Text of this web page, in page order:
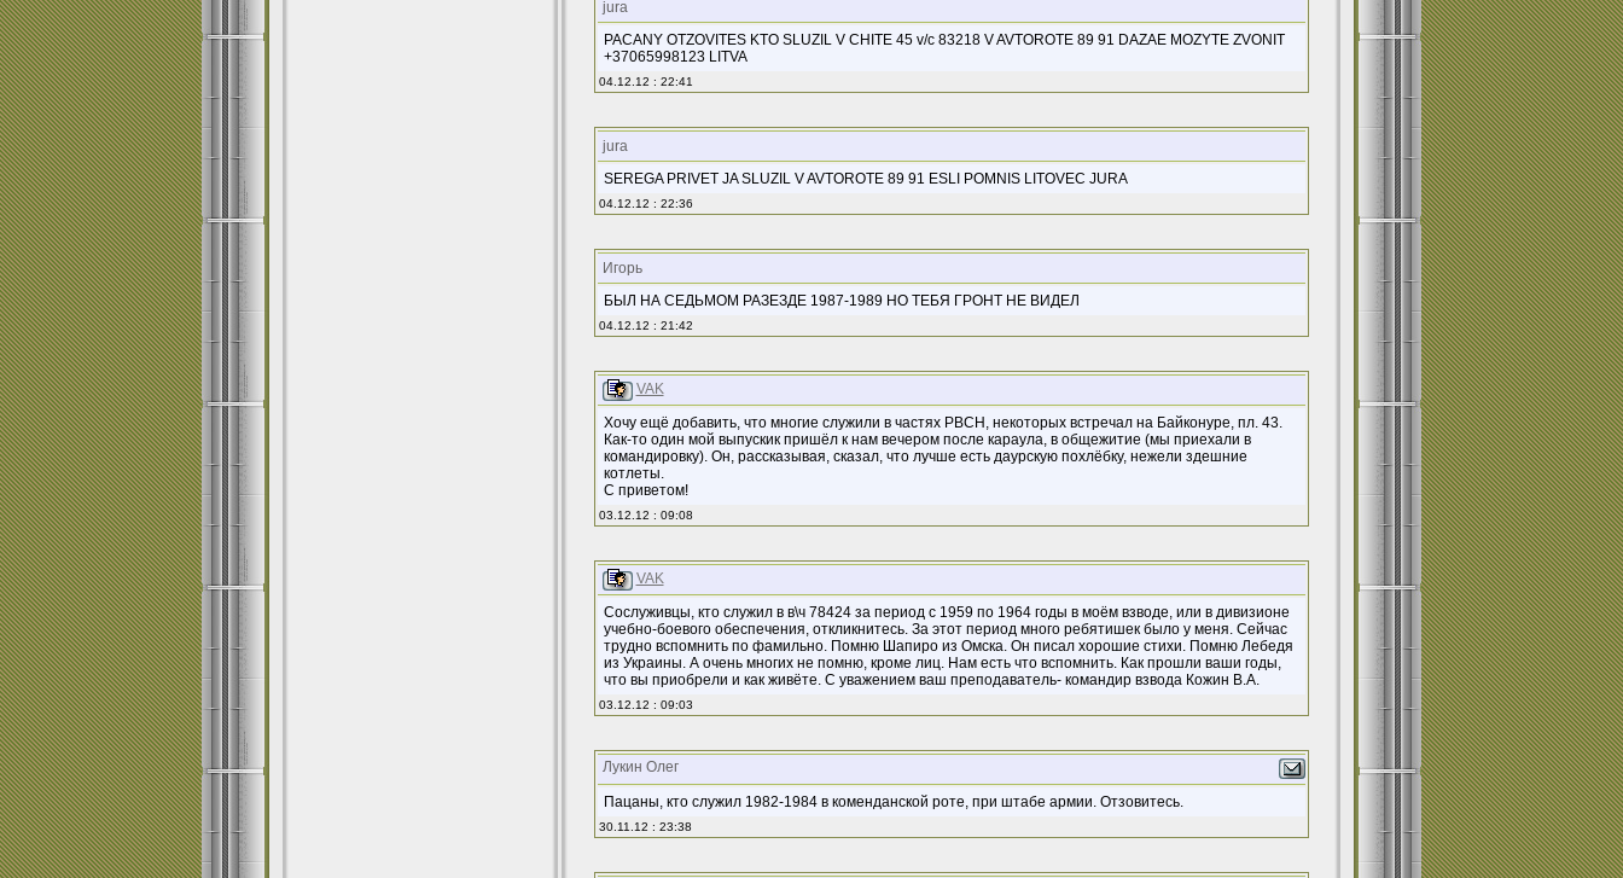
jura
PACANY OTZOVITES KTO SLUZIL V CHITE 45 v/c 83218 V AVTOROTE 89 91 DAZAE MOZYTE ZVONIT
+37065998123 LITVA
04.12.12 : 22:41
jura
SEREGA PRIVET JA SLUZIL V AVTOROTE 89 91 ESLI POMNIS LITOVEC JURA
04.12.12 : 22:36
Игорь
БЫЛ НА СЕДЬМОМ РАЗЕЗДЕ 1987-1989 НО ТЕБЯ ГРОНТ НЕ ВИДЕЛ
04.12.12 : 21:42
VAK
Хочу ещё добавить, что многие служили в частях РВСН, некоторых встречал на Байконуре, пл. 43.
Как-то один мой выпускик пришёл к нам вечером после караула, в общежитие (мы приехали в
командировку). Он, рассказывая, сказал, что лучше есть даурскую похлёбку, нежели здешние
котлеты.
С приветом!
03.12.12 : 09:08
VAK
Сослуживцы, кто служил в в\ч 78424 за период с 1959 по 1964 годы в моём взводе, или в дивизионе
учебно-боевого обеспечения, откликнитесь. За этот период много ребятишек было у меня. Сейчас
трудно вспомнить по фамильно. Помню Шапиро из Омска. Он писал хорошие стихи. Помню Лебедя
из Украины. А очень многих не помню, кроме лиц. Нам есть что вспомнить. Как прошли ваши годы,
что вы приобрели и как живёте. С уважением ваш преподаватель- командир взвода Кожин В.А.
03.12.12 : 09:03
Лукин Олег
Пацаны, кто служил 1982-1984 в коменданской роте, при штабе армии. Отзовитесь.
30.11.12 : 23:38